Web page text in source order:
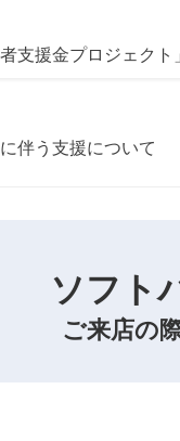
支援金プロジェク
伴う支援について
ソフト
ご来店の